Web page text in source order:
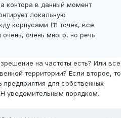
контора в данный момент
локальную
корпусами (11 точек, все
очень много, но речь
на частоты есть? Или все
территории? Если второе, то
для собственных
уведомительным порядком.